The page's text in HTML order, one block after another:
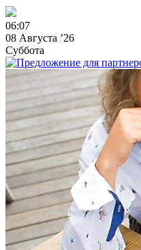
06:07
08 Августа ’26
Суббота